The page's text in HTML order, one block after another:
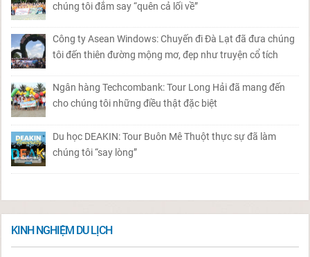
chúng tôi đắm say “quên cả lối về”
Công ty Asean Windows: Chuyến đi Đà Lạt đã đưa chúng
tôi đến thiên đường mộng mơ, đẹp như truyện cổ tích
Ngân hàng Techcombank: Tour Long Hải đã mang đến
cho chúng tôi những điều thật đặc biệt
Du học DEAKIN: Tour Buôn Mê Thuột thực sự đã làm
chúng tôi “say lòng”
KINH NGHIỆM DU LỊCH